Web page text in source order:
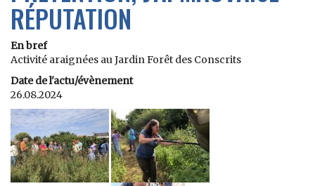
RÉPUTATION
En bref
Activité araignées au Jardin Forêt des Conscrits
Date de l'actu/évènement
26.08.2024